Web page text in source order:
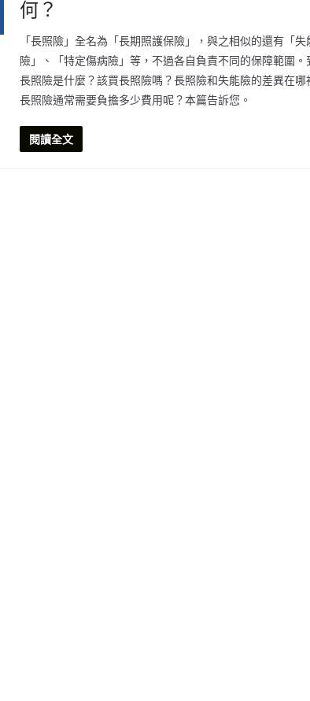
何？
「長照險」全名為「長期照護保險」，與之相似的還有「失
險」、「特定傷病險」等，不過各自負責不同的保障範圍。
長照險是什麼？該買長照險嗎？長照險和失能險的差異在哪
長照險通常需要負擔多少費用呢？本篇告訴您。
閱讀全文